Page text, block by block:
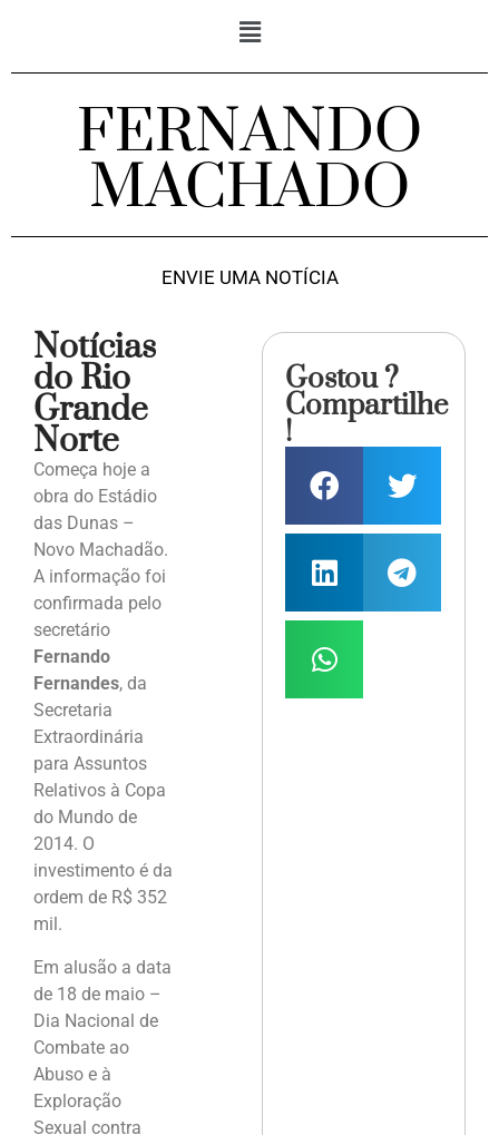
FERNANDO
MACHADO
ENVIE UMA NOTÍCIA
Notícias
do Rio
Grande
Norte
Começa hoje a
obra do Estádio
das Dunas –
Novo Machadão.
A informação foi
confirmada pelo
secretário
Fernando
Fernandes, da
Secretaria
Extraordinária
para Assuntos
Relativos à Copa
do Mundo de
2014. O
investimento é da
ordem de R$ 352
mil.
Em alusão a data
de 18 de maio –
Dia Nacional de
Combate ao
Abuso e à
Exploração
Sexual contra
Gostou ?
Compartilhe
!